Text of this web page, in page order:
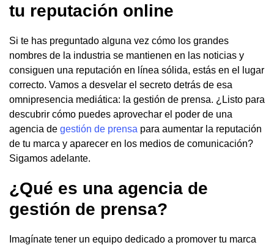
tu reputación online
Si te has preguntado alguna vez cómo los grandes
nombres de la industria se mantienen en las noticias y
consiguen una reputación en línea sólida, estás en el lugar
correcto. Vamos a desvelar el secreto detrás de esa
omnipresencia mediática: la gestión de prensa. ¿Listo para
descubrir cómo puedes aprovechar el poder de una
agencia de gestión de prensa para aumentar la reputación
de tu marca y aparecer en los medios de comunicación?
Sigamos adelante.
¿Qué es una agencia de
gestión de prensa?
Imagínate tener un equipo dedicado a promover tu marca